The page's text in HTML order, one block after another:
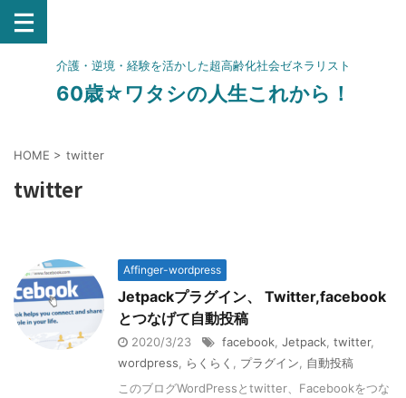
介護・逆境・経験を活かした超高齢化社会ゼネラリスト
60歳☆ワタシの人生これから！
HOME > twitter
twitter
Affinger-wordpress
Jetpackプラグイン、 Twitter,facebook
とつなげて自動投稿
2020/3/23 facebook Jetpack twitter,
wordpress
らくらく プラグイン
自動投稿
このブログWordPressとtwitter、Facebookをつな